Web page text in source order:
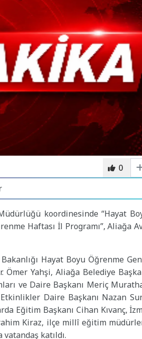
0
koordinesinde “Hayat
Haftası İl Programı”, Aliağa
Hayat Boyu Öğrenme
Yahşi, Aliağa Belediye
ve Daire Başkanı Meriç
Daire Başkanı Nazan
Eğitim Başkanı Cihan Kıvanç,
Kiraz, ilçe millî eğitim
katıldı.